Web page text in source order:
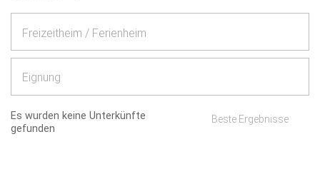
Freizeitheim / Ferienheim
Eignung
Es wurden keine Unterkünfte
gefunden
Beste Ergebnisse